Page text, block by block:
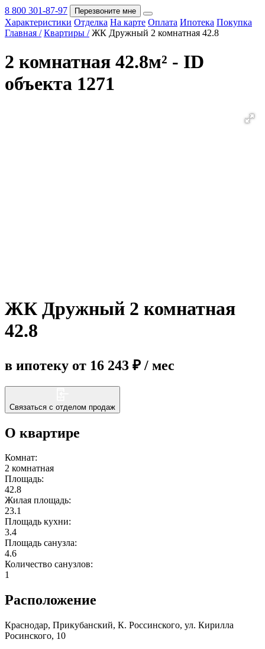
Покупка
мы в соцсетях
8 800 301-87-97 Перезвоните мне
Характеристики Отделка На карте Оплата Ипотека Покупка
Главная / Квартиры / ЖК Дружный 2 комнатная 42.8
2 комнатная 42.8м² - ID
объекта 1271
ЖК Дружный 2 комнатная
42.8
в ипотеку от 16 243 ₽ / мес
Связаться с отделом продаж
О квартире
Комнат:
2 комнатная
Площадь:
42.8
Жилая площадь:
23.1
Площадь кухни:
3.4
Площадь санузла:
4.6
Количество санузлов:
1
Расположение
Краснодар, Прикубанский, К. Россинского, ул. Кирилла
Росинского, 10